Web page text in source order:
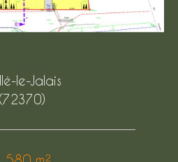
le-Jalais
(72370)